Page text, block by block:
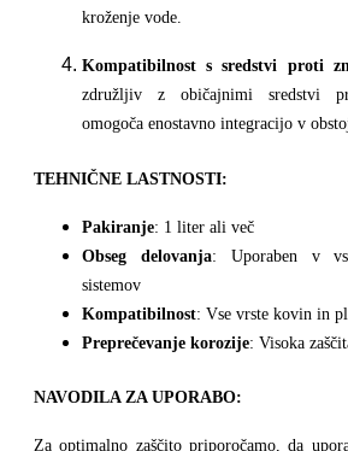
kroženje vode.
Kompatibilnost s sredstvi proti
združljiv z običajnimi sredstvi
omogoča enostavno integracijo v
TEHNIČNE LASTNOSTI:
Pakiranje: 1 liter ali več
Obseg delovanja: Uporaben v
sistemov
Kompatibilnost: Vse vrste kovin in
Preprečevanje korozije: Visoka
NAVODILA ZA UPORABO:
Za optimalno zaščito priporočamo, da